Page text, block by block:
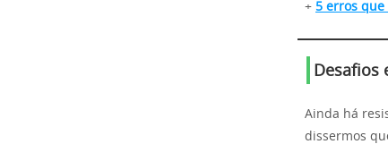
+ 5 erros que
Desafios
Ainda há
dissermos